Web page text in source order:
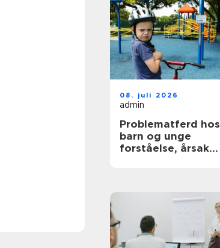
08. juli 2026
admin
Problematferd hos
barn og unge
forståelse, årsaker